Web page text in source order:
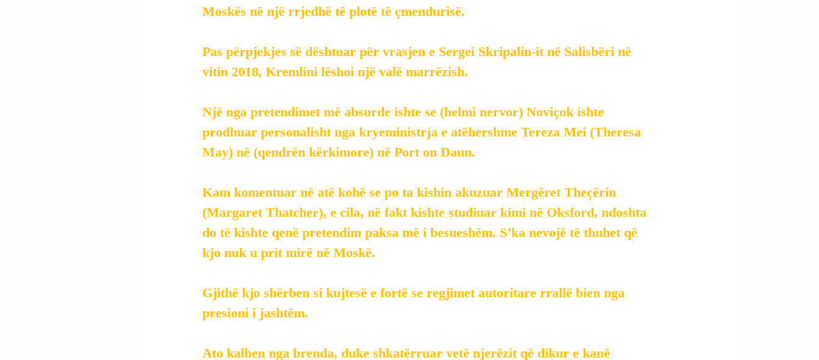
Moskës në një rrjedhë të plotë të çmendurisë.
Pas përpjekjes së dështuar për vrasjen e Sergei Skripalin-it në Salisbëri në
vitin 2018, Kremlini lëshoi një valë marrëzish.
Një nga pretendimet më absurde ishte se (helmi nervor) Noviçok ishte
prodhuar personalisht nga kryeministrja e atëhershme Tereza Mei (Theresa
May) në (qendrën kërkimore) në Port on Daun.
Kam komentuar në atë kohë se po ta kishin akuzuar Mergëret Theçërin
(Margaret Thatcher), e cila, në fakt kishte studiuar kimi në Oksford, ndoshta
do të kishte qenë pretendim paksa më i besueshëm. S’ka nevojë të thuhet që
kjo nuk u prit mirë në Moskë.
Gjithë kjo shërben si kujtesë e fortë se regjimet autoritare rrallë bien nga
presioni i jashtëm.
Ato kalben nga brenda, duke shkatërruar vetë njerëzit që dikur e kanë